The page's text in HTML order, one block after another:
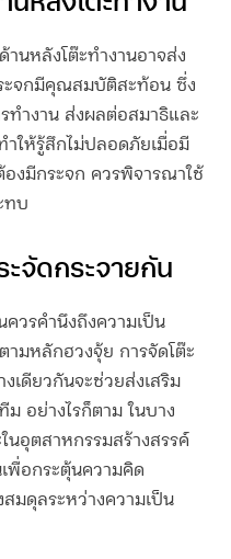
นหลังโต๊ะทำงานอาจส่ง
ะจกมีคุณสมบัติสะท้อน ซึ่ง
ทำงาน ส่งผลต่อสมาธิและ
ให้รู้สึกไม่ปลอดภัยเมื่อมี
งมีกระจก ควรพิจารณาใช้
ทบ
ะจัดกระจายกัน
ควรคำนึงถึงความเป็น
มหลักฮวงจุ้ย การจัดโต๊ะ
เดียวกันจะช่วยส่งเสริม
อย่างไรก็ตาม ในบาง
นอุตสาหกรรมสร้างสรรค์
พื่อกระตุ้นความคิด
มดุลระหว่างความเป็น